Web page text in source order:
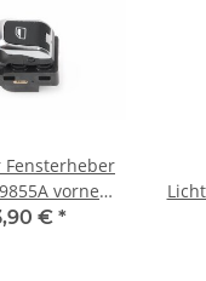
Fensterheber
vorne
hinten
€ *